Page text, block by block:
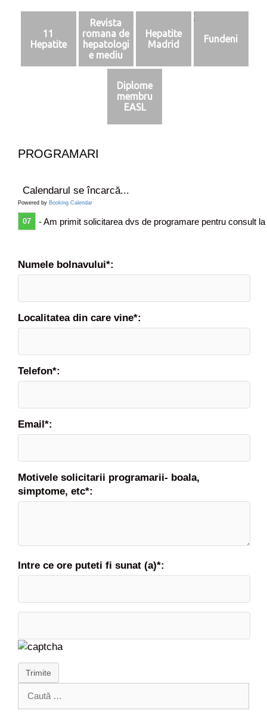
11
Hepatite
Revista
romana de
hepatologi
e mediu
Hepatite
Madrid
Fundeni
Diplome
membru
EASL
PROGRAMARI
Calendarul se încarcă...
Powered by Booking Calendar
07 - Am primit solicitarea dvs de programare pentru consult
Numele bolnavului*:
Localitatea din care vine*:
Telefon*:
Email*:
Motivele solicitarii programarii- boala,
simptome, etc*:
Intre ce ore puteti fi sunat (a)*:
Trimite